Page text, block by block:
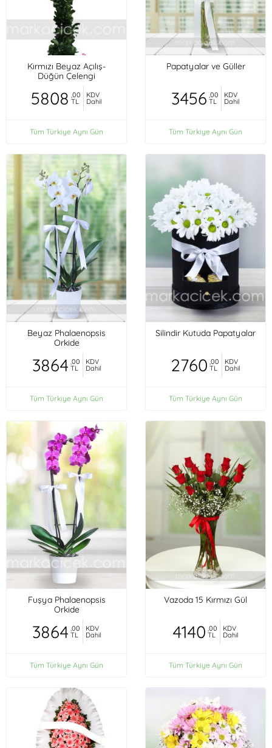
Kırmızı Beyaz Açılış-
Düğün Çelengi
5808 ,00
TL
KDV
Dahil
Tüm Türkiye Aynı Gün
Papatyalar ve Güller
3456 ,00
TL
KDV
Dahil
Tüm Türkiye Aynı Gün
Beyaz Phalaenopsis
Orkide
3864 ,00
TL
KDV
Dahil
Tüm Türkiye Aynı Gün
Silindir Kutuda Papatyalar
2760 ,00
TL
KDV
Dahil
Tüm Türkiye Aynı Gün
Fuşya Phalaenopsis
Orkide
3864 ,00
TL
KDV
Dahil
Tüm Türkiye Aynı Gün
Vazoda 15 Kırmızı Gül
4140 ,00
TL
KDV
Dahil
Tüm Türkiye Aynı Gün